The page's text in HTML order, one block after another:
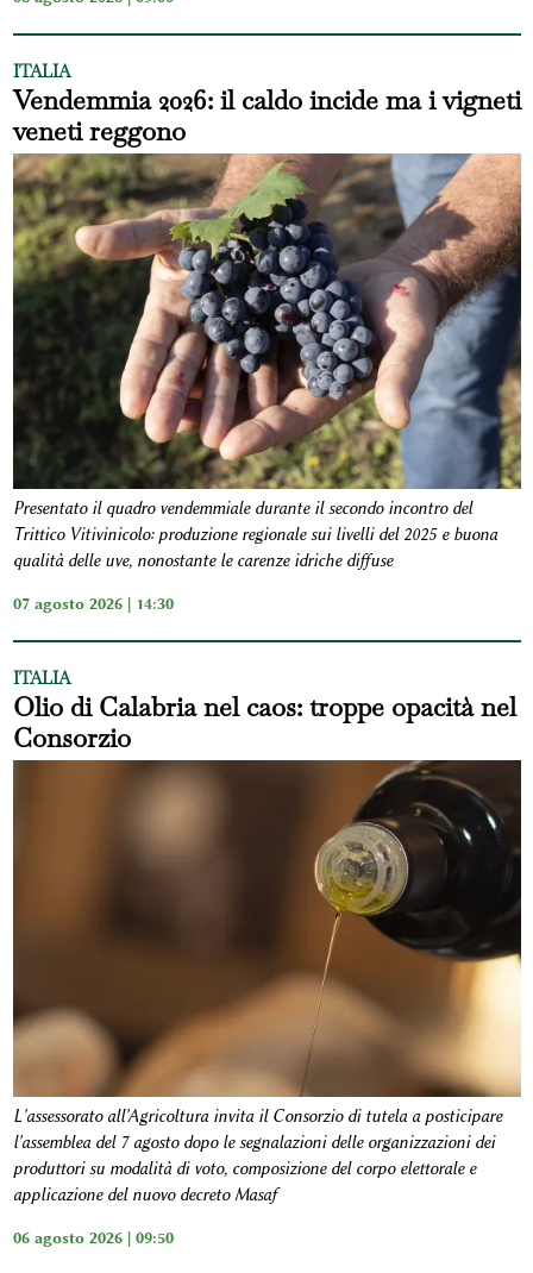
ITALIA
Vendemmia 2026: il caldo incide ma i vigneti
veneti reggono
Presentato il quadro vendemmiale durante il secondo incontro del
Trittico Vitivinicolo: produzione regionale sui livelli del 2025 e buona
qualità delle uve, nonostante le carenze idriche diffuse
07 agosto 2026 | 14:30
ITALIA
Olio di Calabria nel caos: troppe opacità nel
Consorzio
L'assessorato all'Agricoltura invita il Consorzio di tutela a posticipare
l'assemblea del 7 agosto dopo le segnalazioni delle organizzazioni dei
produttori su modalità di voto, composizione del corpo elettorale e
applicazione del nuovo decreto Masaf
06 agosto 2026 | 09:50